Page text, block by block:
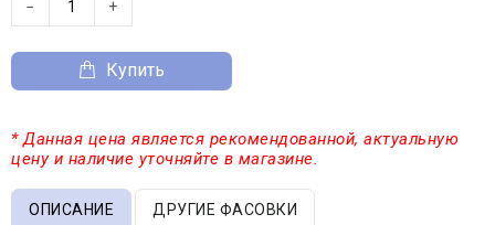
− +
Купить
* Данная цена является рекомендованной, актуальную
цену и наличие уточняйте в магазине.
ОПИСАНИЕ ДРУГИЕ ФАСОВКИ